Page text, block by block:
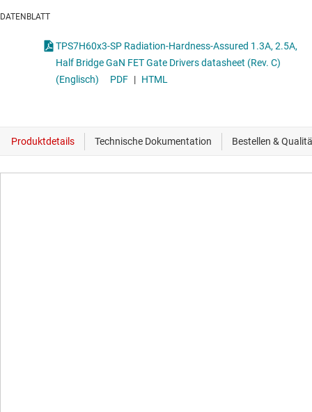
DATENBLATT
TPS7H60x3-SP Radiation-Hardness-Assured 1.3A, 2.5A,
Half Bridge GaN FET Gate Drivers datasheet (Rev. C)
(Englisch)
PDF | HTML